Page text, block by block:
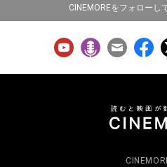
CINEMOREをフォローし